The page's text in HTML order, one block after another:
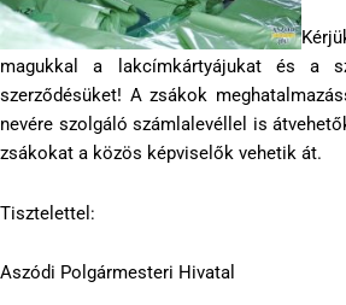
magukkal a lakcímkártyájukat és a
szerződésüket! A zsákok
nevére szolgáló számlalevéllel is
zsákokat a közös képviselők vehetik át.
Tisztelettel:
Aszódi Polgármesteri Hivatal